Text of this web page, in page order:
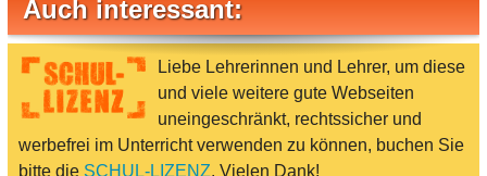
Auch interessant:
Liebe Lehrerinnen und Lehrer, um diese
und viele weitere gute Webseiten
uneingeschränkt, rechtssicher und
werbefrei im Unterricht verwenden zu können, buchen Sie
bitte die SCHUL-LIZENZ. Vielen Dank!